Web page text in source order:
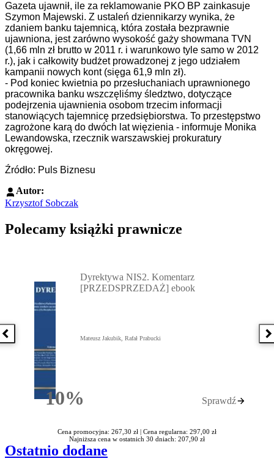
Gazeta ujawnił, ile za reklamowanie PKO BP zainkasuje
Szymon Majewski. Z ustaleń dziennikarzy wynika, że
zdaniem banku tajemnicą, która została bezprawnie
ujawniona, jest zarówno wysokość gaży showmana TVN
(1,66 mln zł brutto w 2011 r. i warunkowo tyle samo w 2012
r.), jak i całkowity budżet prowadzonej z jego udziałem
kampanii nowych kont (sięga 61,9 mln zł).
- Pod koniec kwietnia po przesłuchaniach uprawnionego
pracownika banku wszczęliśmy śledztwo, dotyczące
podejrzenia ujawnienia osobom trzecim informacji
stanowiących tajemnicę przedsiębiorstwa. To przestępstwo
zagrożone karą do dwóch lat więzienia - informuje Monika
Lewandowska, rzecznik warszawskiej prokuratury
okręgowej.
Źródło: Puls Biznesu
Autor:
Krzysztof Sobczak
Polecamy książki prawnicze
Poprzednia książka
10%Rabatu
Dyrektywa NIS2. Komentarz
[PRZEDSPRZEDAŻ] ebook
Mateusz Jakubik, Rafał Prabucki
Sprawdź
Cena promocyjna: 267,30 zł | Cena regularna: 297,00 zł
Najniższa cena w ostatnich 30 dniach: 207,90 zł
Ostatnio dodane